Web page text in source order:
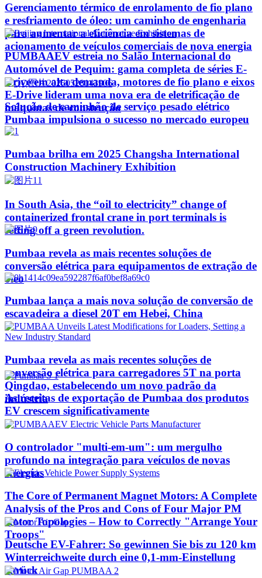
Gerenciamento térmico de enrolamento de fio plano
e resfriamento de óleo: um caminho de engenharia
para aumentar a eficiência em sistemas de
acionamento de veículos comerciais de nova energia
PUMBAAEV estreia no Salão Internacional do
Automóvel de Pequim: gama completa de séries E-
Drive em alta demanda, motores de fio plano e eixos
E-Drive lideram uma nova era de eletrificação de
máquinas de construção
Solução de caminhão de serviço pesado elétrico
Pumbaa impulsiona o sucesso no mercado europeu
Pumbaa brilha em 2025 Changsha International
Construction Machinery Exhibition
In South Asia, the “oil to electricity” change of
containerized frontal crane in port terminals is
setting off a green revolution.
Pumbaa revela as mais recentes soluções de
conversão elétrica para equipamentos de extração de
óleo
Pumbaa lança a mais nova solução de conversão de
escavadeira a diesel 20T em Hebei, China
Pumbaa revela as mais recentes soluções de
conversão elétrica para carregadores 5T na porta
Qingdao, estabelecendo um novo padrão da
indústria
As receitas de exportação de Pumbaa dos produtos
EV crescem significativamente
O controlador "multi-em-um": um mergulho
profundo na integração para veículos de novas
energias
The Core of Permanent Magnet Motors: A Complete
Analysis of the Pros and Cons of Four Major PM
Rotor Topologies – How to Correctly "Arrange Your
Troops"
Deutsche EV-Fahrer: So gewinnen Sie bis zu 120 km
Winterreichweite durch eine 0,1-mm-Einstellung
zurück